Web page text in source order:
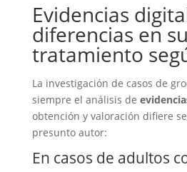
Evidencias
diferencias en su
tratamiento
La investigación de casos de
siempre el análisis de
obtención y valoración difiere
presunto autor:
En casos de adultos